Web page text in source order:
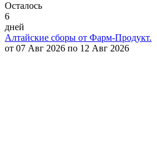
Осталось
6
дней
Алтайские сборы от Фарм-Продукт.
от 07 Авг 2026 по 12 Авг 2026